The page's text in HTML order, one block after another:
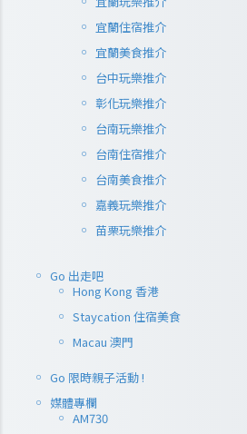
宜蘭住宿推介
宜蘭美食推介
台中玩樂推介
彰化玩樂推介
台南玩樂推介
台南住宿推介
台南美食推介
嘉義玩樂推介
苗栗玩樂推介
Go 出走吧
Hong Kong 香港
Staycation 住宿美食
Macau 澳門
Go 限時親子活動 !
媒體專欄
AM730